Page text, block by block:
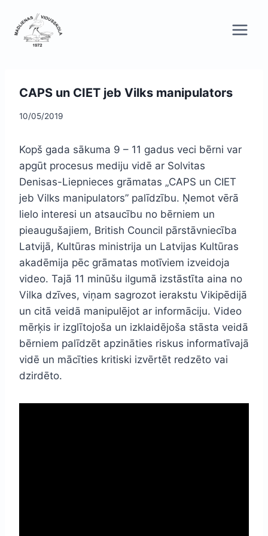
content
CAPS un CIET jeb Vilks manipulators
10/05/2019
Kopš gada sākuma 9 – 11 gadus veci bērni var
apgūt procesus mediju vidē ar Solvitas
Denisas-Liepnieces grāmatas „CAPS un CIET
jeb Vilks manipulators” palīdzību. Ņemot vērā
lielo interesi un atsaucību no bērniem un
pieaugušajiem, British Council pārstāvniecība
Latvijā, Kultūras ministrija un Latvijas Kultūras
akadēmija pēc grāmatas motīviem izveidoja
video. Tajā 11 minūšu ilgumā izstāstīta aina no
Vilka dzīves, viņam sagrozot ierakstu Vikipēdijā
un citā veidā manipulējot ar informāciju. Video
mērķis ir izglītojoša un izklaidējoša stāsta veidā
bērniem palīdzēt apzināties riskus informatīvajā
vidē un mācīties kritiski izvērtēt redzēto vai
dzirdēto.